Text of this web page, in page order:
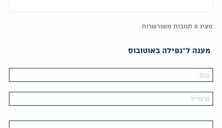
מציג 0 תגובות משורשרות
מענה ל־נפילה באוטובוס